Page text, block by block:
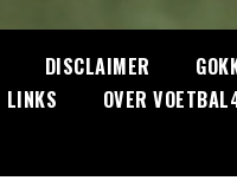
DISCLAIMER
LINKS OVER